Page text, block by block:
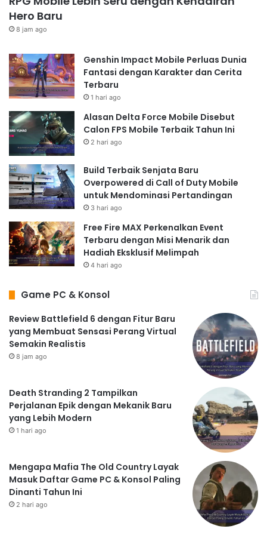
melakukan riset dan memilih game yang paling sesuai
dengan preferensi dan budgetmu. Ikuti tips di atas dan
Hero Baru
8 jam ago
Genshin Impact Mobile Perluas Dunia
Fantasi dengan Karakter dan Cerita
Terbaru
1 hari ago
Alasan Delta Force Mobile Disebut
Calon FPS Mobile Terbaik Tahun Ini
2 hari ago
Build Terbaik Senjata Baru
Overpowered di Call of Duty Mobile
untuk Mendominasi Pertandingan
3 hari ago
Free Fire MAX Perkenalkan Event
Terbaru dengan Misi Menarik dan
Hadiah Eksklusif Melimpah
4 hari ago
Game PC & Konsol
Review Battlefield 6 dengan Fitur Baru
yang Membuat Sensasi Perang Virtual
Semakin Realistis
8 jam ago
Death Stranding 2 Tampilkan
Perjalanan Epik dengan Mekanik Baru
yang Lebih Modern
1 hari ago
Mengapa Mafia The Old Country Layak
Masuk Daftar Game PC & Konsol Paling
Dinanti Tahun Ini
2 hari ago